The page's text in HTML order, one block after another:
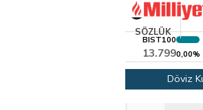
SÖZLÜK
BIST100
13.7990,00%
Döviz